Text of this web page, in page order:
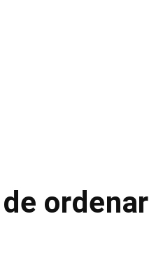
ordenar